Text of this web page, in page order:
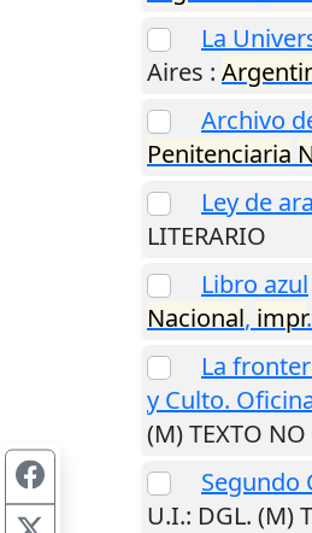
La
Aires :
Archivo
Penitenciaria
Ley de
LITERARIO
Libro azul
Nacional, impr.
La
y Culto.
(M) TEXTO
Segundo
U.I.: DGL. (M)